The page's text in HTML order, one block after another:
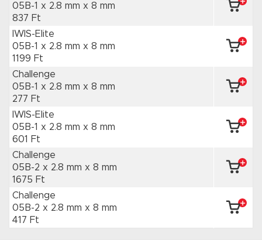
05B-1 x 2.8 mm x 8 mm
837 Ft
IWIS-Elite
05B-1 x 2.8 mm x 8 mm
1199 Ft
Challenge
05B-1 x 2.8 mm x 8 mm
277 Ft
IWIS-Elite
05B-1 x 2.8 mm x 8 mm
601 Ft
Challenge
05B-2 x 2.8 mm x 8 mm
1675 Ft
Challenge
05B-2 x 2.8 mm x 8 mm
417 Ft